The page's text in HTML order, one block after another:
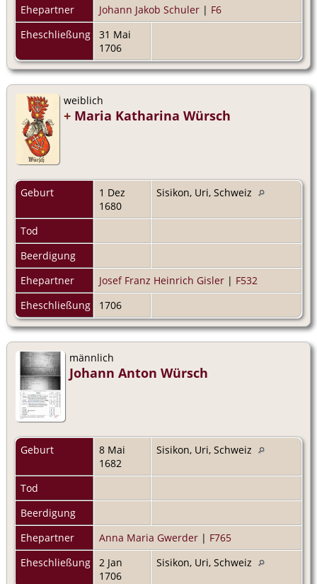
Ehepartner Johann Jakob Schuler | F6
Eheschließung
31 Mai
1706
weiblich
+ Maria Katharina Würsch
Geburt
1 Dez
1680
Sisikon, Uri, Schweiz
Tod
Beerdigung
Ehepartner
Josef Franz Heinrich Gisler | F532
Eheschließung
1706
männlich
Johann Anton Würsch
Geburt
8 Mai
1682
Sisikon, Uri, Schweiz
Tod
Beerdigung
Ehepartner
Anna Maria Gwerder | F765
Eheschließung
2 Jan
1706
Sisikon, Uri, Schweiz